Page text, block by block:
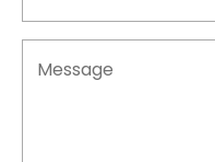
Message(Nécessaire)